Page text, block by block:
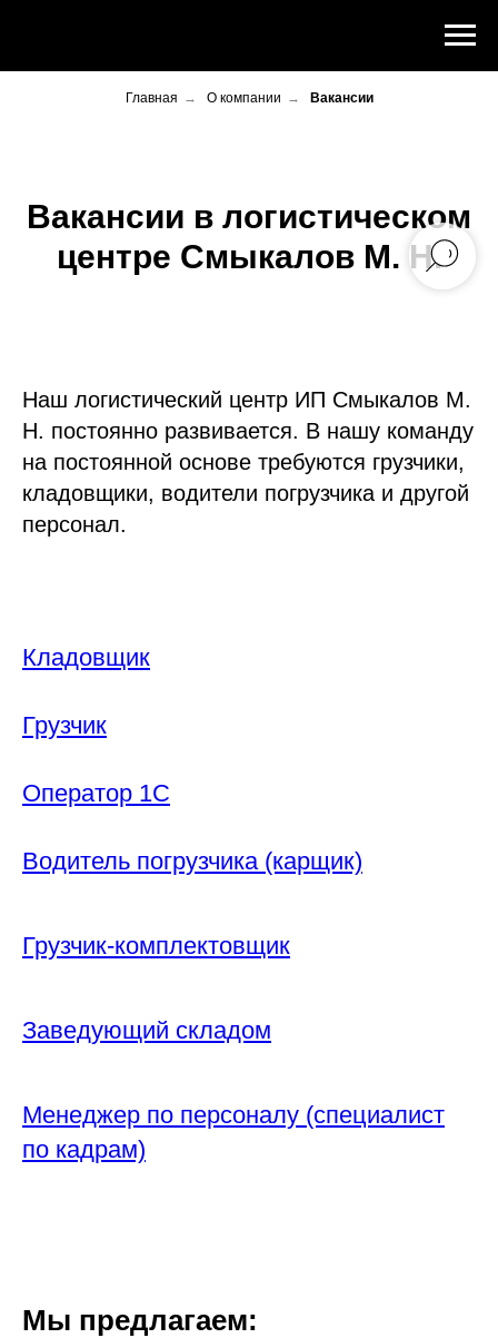
Главная → О компании → Вакансии
Вакансии в логистическом
центре Смыкалов М. Н.
Наш логистический центр ИП Смыкалов М.
Н. постоянно развивается. В нашу команду
на постоянной основе требуются грузчики,
кладовщики, водители погрузчика и другой
персонал.
Кладовщик
Грузчик
Оператор 1С
Водитель погрузчика (карщик)
Грузчик-комплектовщик
Заведующий складом
Менеджер по персоналу (специалист
по кадрам)
Мы предлагаем: